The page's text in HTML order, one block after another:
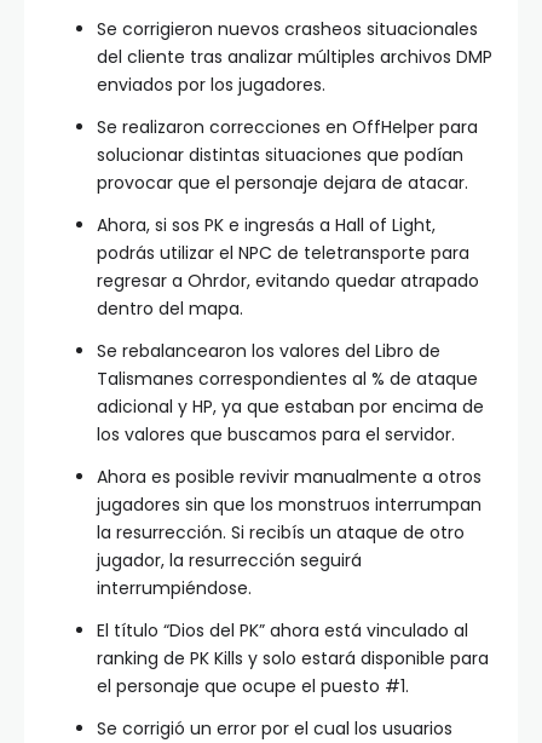
Se corrigieron nuevos crasheos situacionales
del cliente tras analizar múltiples archivos DMP
enviados por los jugadores.
Se realizaron correcciones en OffHelper para
solucionar distintas situaciones que podían
provocar que el personaje dejara de atacar.
Ahora, si sos PK e ingresás a Hall of Light,
podrás utilizar el NPC de teletransporte para
regresar a Ohrdor, evitando quedar atrapado
dentro del mapa.
Se rebalancearon los valores del Libro de
Talismanes correspondientes al % de ataque
adicional y HP, ya que estaban por encima de
los valores que buscamos para el servidor.
Ahora es posible revivir manualmente a otros
jugadores sin que los monstruos interrumpan
la resurrección. Si recibís un ataque de otro
jugador, la resurrección seguirá
interrumpiéndose.
El título “Dios del PK” ahora está vinculado al
ranking de PK Kills y solo estará disponible para
el personaje que ocupe el puesto #1.
Se corrigió un error por el cual los usuarios